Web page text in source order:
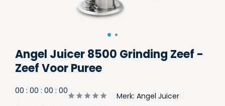
Angel Juicer 8500 Grinding Zeef -
Zeef Voor Puree
00 : 00 : 00 : 00
Merk: Angel Juicer